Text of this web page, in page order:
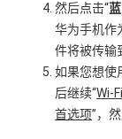
然后点击“
华为手机作
件将被传输
如果您想使
后继续“Wi-
首选项”，